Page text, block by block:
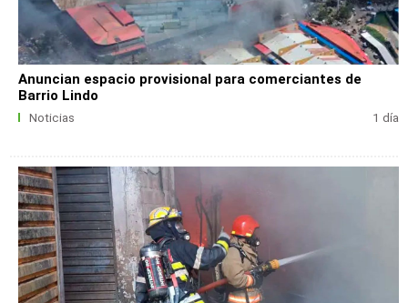
Anuncian espacio provisional para comerciantes de
Barrio Lindo
Noticias 1 día